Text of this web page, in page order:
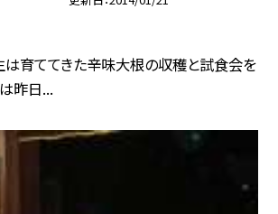
生は育ててきた辛味大根の収穫と試食会を
昨日...